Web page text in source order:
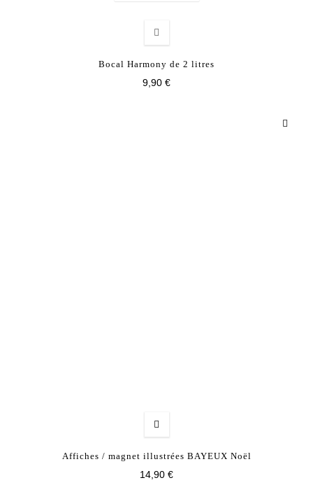
Bocal Harmony de 2 litres
9,90 €
Affiches / magnet illustrées BAYEUX Noël
14,90 €